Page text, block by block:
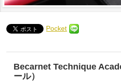
Pocket
Becarnet Technique
ール）